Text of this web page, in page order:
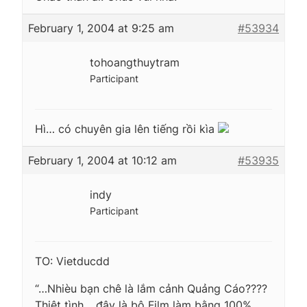
February 1, 2004 at 9:25 am #53934
tohoangthuytram
Participant
Hì… có chuyên gia lên tiếng rồi kìa
February 1, 2004 at 10:12 am #53935
indy
Participant
TO: Vietducdd
“…Nhièu bạn chê là lắm cảnh Quảng Cáo????